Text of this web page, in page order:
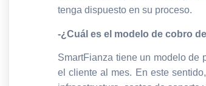
tenga dispuesto en su proceso.
-¿Cuál es el modelo de cobro
SmartFianza tiene un modelo de
el cliente al mes. En este